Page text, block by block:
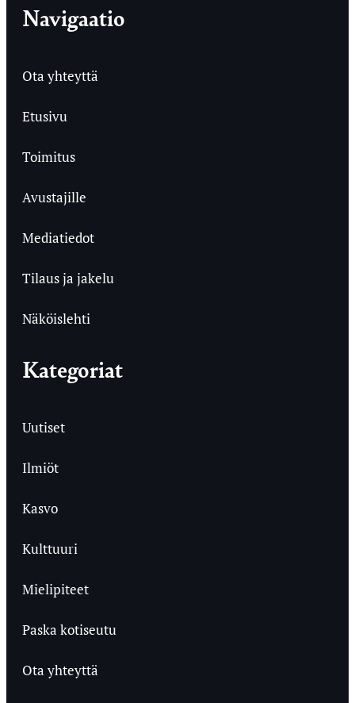
Navigaatio
Ota yhteyttä
Etusivu
Toimitus
Avustajille
Mediatiedot
Tilaus ja jakelu
Näköislehti
Kategoriat
Uutiset
Ilmiöt
Kasvo
Kulttuuri
Mielipiteet
Paska kotiseutu
Ota yhteyttä